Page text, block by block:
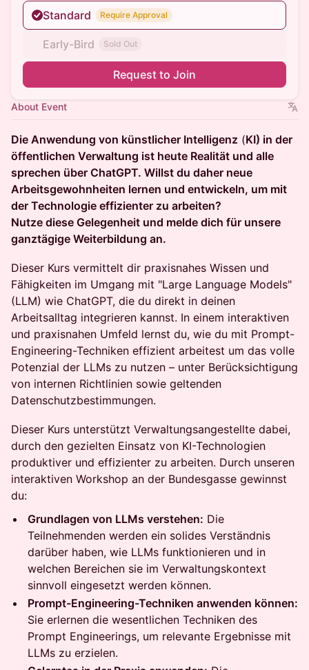
Standard
Require Approval
Early-Bird Sold Out
Request to Join
About Event
Die Anwendung von künstlicher Intelligenz (KI) in der
öffentlichen Verwaltung ist heute Realität und alle
sprechen über ChatGPT. Willst du daher neue
Arbeitsgewohnheiten lernen und entwickeln, um mit
der Technologie effizienter zu arbeiten?
Nutze diese Gelegenheit und melde dich für unsere
ganztägige Weiterbildung an.
Dieser Kurs vermittelt dir praxisnahes Wissen und
Fähigkeiten im Umgang mit "Large Language Models"
(LLM) wie ChatGPT, die du direkt in deinen
Arbeitsalltag integrieren kannst. In einem interaktiven
und praxisnahen Umfeld lernst du, wie du mit Prompt-
Engineering-Techniken effizient arbeitest um das volle
Potenzial der LLMs zu nutzen – unter Berücksichtigung
von internen Richtlinien sowie geltenden
Datenschutzbestimmungen.
Dieser Kurs unterstützt Verwaltungsangestellte dabei,
durch den gezielten Einsatz von KI-Technologien
produktiver und effizienter zu arbeiten. Durch unseren
interaktiven Workshop an der Bundesgasse gewinnst
du:
Grundlagen von LLMs verstehen: Die
Teilnehmenden werden ein solides Verständnis
darüber haben, wie LLMs funktionieren und in
welchen Bereichen sie im Verwaltungskontext
sinnvoll eingesetzt werden können.
Prompt-Engineering-Techniken anwenden können:
Sie erlernen die wesentlichen Techniken des
Prompt Engineerings, um relevante Ergebnisse mit
LLMs zu erzielen.